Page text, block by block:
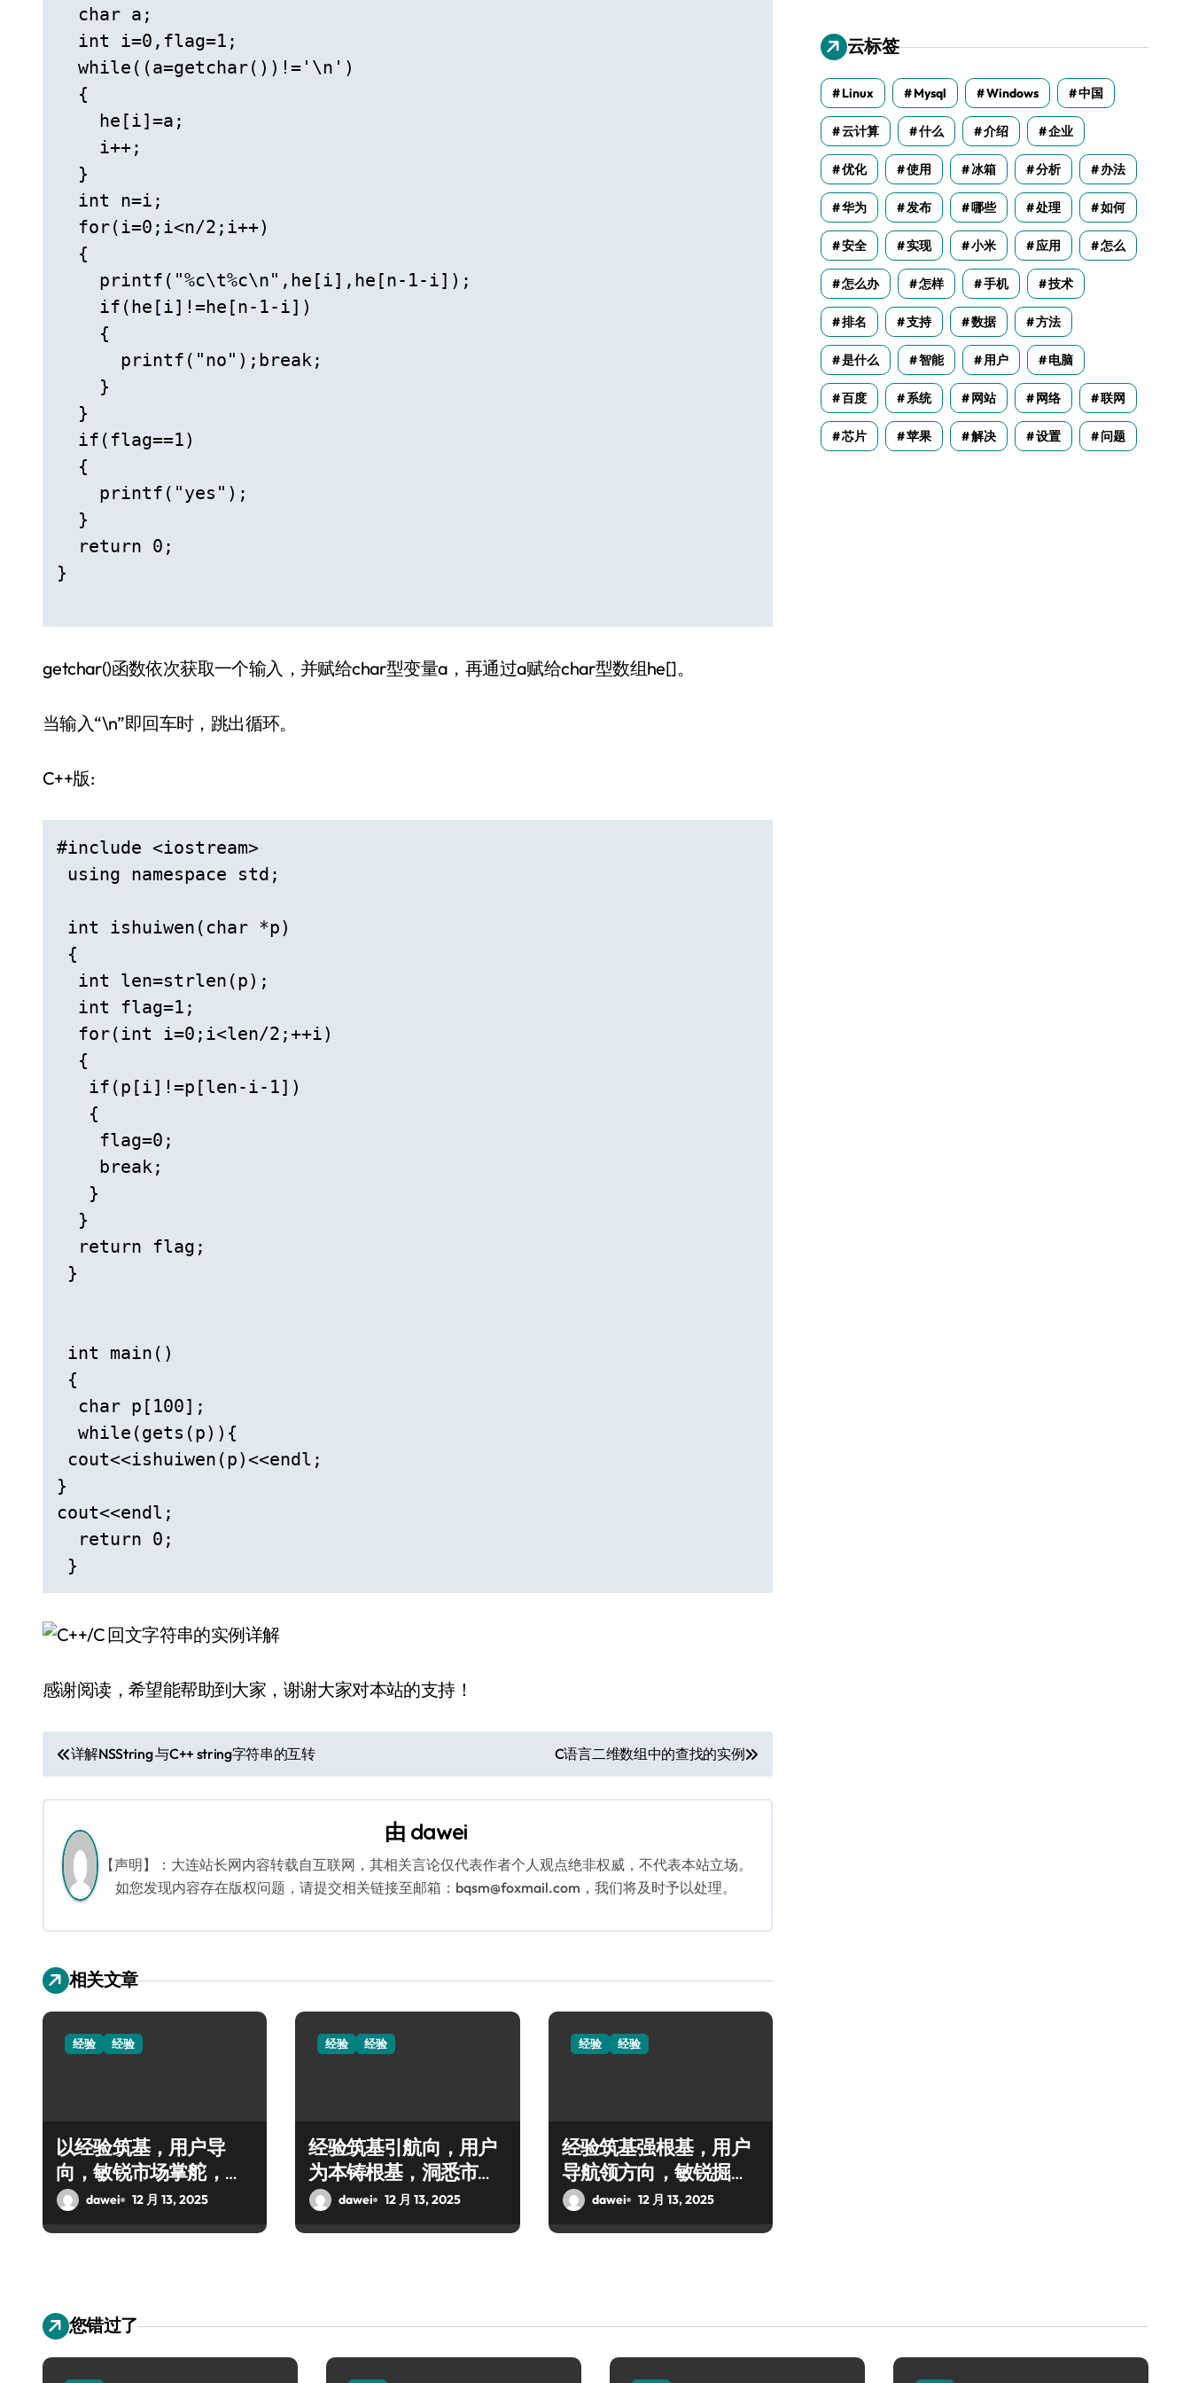
  char a;
  int i=0,flag=1;
  while((a=getchar())!='\n')
  {
    he[i]=a;
    i++;
  }
  int n=i;
  for(i=0;i<n/2;i++)
  {
    printf("%c\t%c\n",he[i],he[n-1-i]);
    if(he[i]!=he[n-1-i])
    {
      printf("no");break;
    }
  }
  if(flag==1)
  {
    printf("yes");
  }
  return 0;
}
getchar()函数依次获取一个输入，并赋给char型变量a，再通过a赋给char型数组he[]。
当输入“\n”即回车时，跳出循环。
C++版:
#include <iostream>
using namespace std;
int ishuiwen(char *p)
{
  int len=strlen(p);
  int flag=1;
  for(int i=0;i<len/2;++i)
  {
   if(p[i]!=p[len-i-1])
   {
    flag=0;
    break;
   }
  }
  return flag;
}
int main()
{
  char p[100];
  while(gets(p)){
cout<<ishuiwen(p)<<endl;
}
cout<<endl;
  return 0;
感谢阅读，希望能帮助到大家，谢谢大家对本站的支持！
文
章
航
详解NSString 与C++ string字符串的互转 C语言二维数组中的查找的实例
由 dawei
【声明】：大连站长网内容转载自互联网，其相关言论仅代表作者个人观点绝非权威，不代表本站立场。
如您发现内容存在版权问题，请提交相关链接至邮箱：bqsm@foxmail.com，我们将及时予以处理。
相关文章
经验 经验
以经验筑基，用户导
向，敏锐市场掌舵，共
启创业新程
dawei 12 月 13, 2025
经验 经验
经验筑基引航向，用户
为本铸根基，洞悉市场
创辉煌
dawei 12 月 13, 2025
经验 经验
经验筑基强根基，用户
导航领方向，敏锐掘金
创业海
dawei 12 月 13, 2025
云标签
Linux Mysql Windows 中国
云计算 什么 介绍 企业
优化 使用 冰箱 分析 办法
华为 发布 哪些 处理 如何
安全 实现 小米 应用 怎么
怎么办 怎样 手机 技术
排名 支持 数据 方法
是什么 智能 用户 电脑
百度 系统 网站 网络 联网
芯片 苹果 解决 设置 问题
您错过了